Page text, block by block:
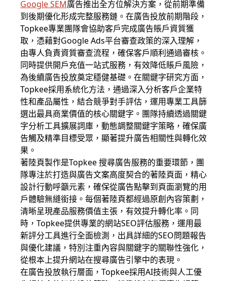
Google SEM廣告推出全方位解決方案，從前期準備
到後期優化形成完整服務鏈。在廣告投放前期階段，
Topkee專業團隊會協助客戶完成廣告賬戶資質獲
取，憑藉對Google Ads平台審查政策的深入理解，
由專人負責資質審查流程，確保客戶順利通過審核。
同時提供開戶充值一站式服務，有效降低賬戶風險，
為後續廣告投放奠定穩健基礎。在關鍵字研究方面，
Topkee採用系統化方法，通過深入分析客戶企業特
性和產品屬性，結合競爭對手評估，運用專業工具篩
選出最具商業價值的核心關鍵字。團隊持續透過關鍵
字分析工具擴展詞庫，動態調整關鍵字策略，確保廣
告觸及精準目標受眾，顯著提升廣告相關性與轉化效
果。
著陸頁製作是Topkee 搜尋廣告服務的重要環節，團
隊專注於打造與廣告文案高度契合的著陸頁面，精心
設計行動呼籲元素，確保從廣告點擊到頁面瀏覽的用
戶體驗無縫銜接。每個著陸頁都經過原創內容策劃，
清晰呈現產品服務價值主張，有效提升轉化率。同
時，Topkee提供專業的網站SEO評估服務，運用最
新評分工具進行全面檢測，出具詳細的SEO問題報告
與優化建議，特別注重內容與關鍵字的關聯性強化，
從根本上提升網站在搜尋廣告引擎中的表現。
在廣告投放執行層面，Topkee採用AI技術與人工優